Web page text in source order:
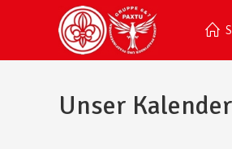
Unser Kalender